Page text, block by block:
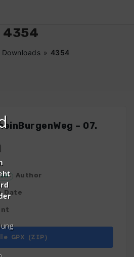
4354
Downloads » 4354
– 07.
Author
Date
GPX (ZIP)